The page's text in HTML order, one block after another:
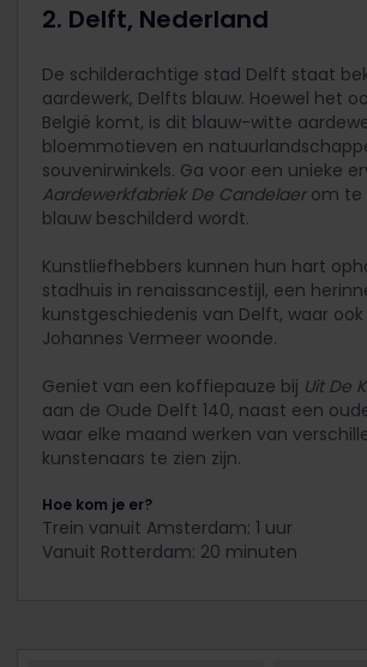
2. Delft, Nederland
De schilderachtige stad Delft staat
aardewerk, Delfts blauw. Hoewel het
België komt, is dit blauw-witte
bloemmotieven en
souvenirwinkels. Ga voor een unieke
Aardewerkfabriek De Candelaerom te
blauw beschilderd wordt.
Kunstliefhebbers kunnen hun hart
stadhuis in renaissancestijl, een
kunstgeschiedenis van Delft, waar
Johannes Vermeer woonde.
Geniet van een koffiepauze bij Uit De
aan de Oude Delft 140, naast een
waar elke maand werken van
kunstenaars te zien zijn.
Hoe kom je er?
Trein vanuit Amsterdam: 1 uur
Vanuit Rotterdam: 20 minuten